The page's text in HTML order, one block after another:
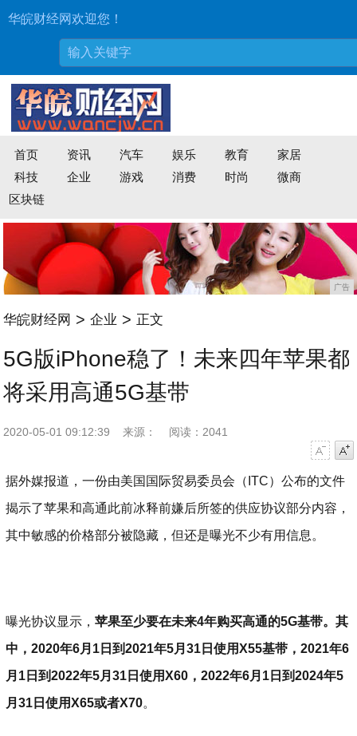
华皖财经网欢迎您！
首页 资讯 汽车 娱乐 教育
家居
科技
企业 游戏 消费 时尚
微商
区块链
广告
华皖财经网 > 企业 > 正文
5G版iPhone稳了！未来四年苹果都
将采用高通5G基带
2020-05-01 09:12:39 来源：
阅读：2041
据外媒报道，一份由美国国际贸易委员会（ITC）公布的文件
揭示了苹果和高通此前冰释前嫌后所签的供应协议部分内容，
其中敏感的价格部分被隐藏，但还是曝光不少有用信息。
曝光协议显示，苹果至少要在未来4年购买高通的5G基带。其
中，2020年6月1日到2021年5月31日使用X55基带，2021年6
月1日到2022年5月31日使用X60，2022年6月1日到2024年5
月31日使用X65或者X70。